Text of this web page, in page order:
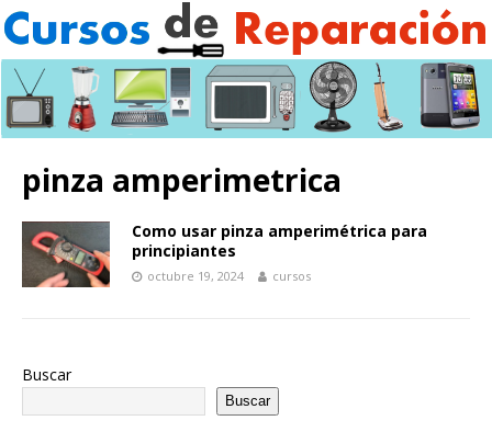
pinza amperimetrica
Como usar pinza amperimétrica para
principiantes
octubre 19, 2024 cursos
Buscar
Buscar